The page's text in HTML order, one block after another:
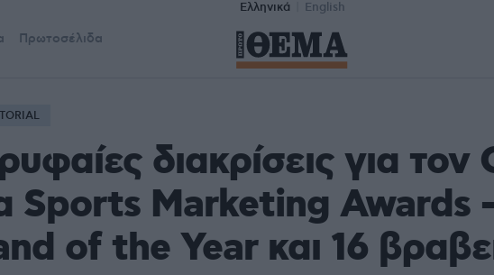
Ελληνικά English
Πρωτοσέλιδα
διακρίσεις για
Sports Marketing Awards
of the Year και 16